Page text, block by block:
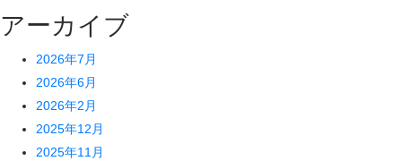
アーカイブ
2026年7月
2026年6月
2026年2月
2025年12月
2025年11月